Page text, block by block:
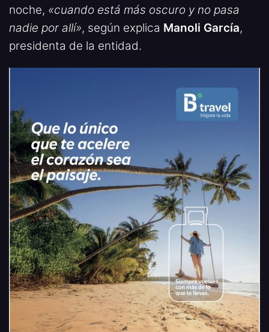
noche, «cuando está más oscuro y no pasa
nadie por allí», según explica Manoli García,
presidenta de la entidad.